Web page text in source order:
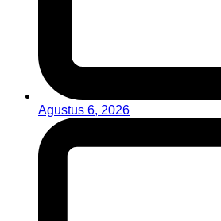
Agustus 6, 2026